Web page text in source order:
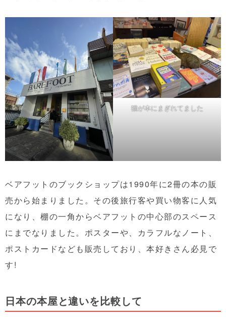
猫が本にまぎれてました
ベアフットのブックショップは1990年に2冊の本の販
売から始まりました。その後旅行客や買い物客に人気
になり、棚の一角からベアフットの中心部のスペース
にまでなりました。ポスターや、カラフルなノート、
ポストカードなども販売しており、本好きさん必見で
す!
日本の本屋と違いを比較して